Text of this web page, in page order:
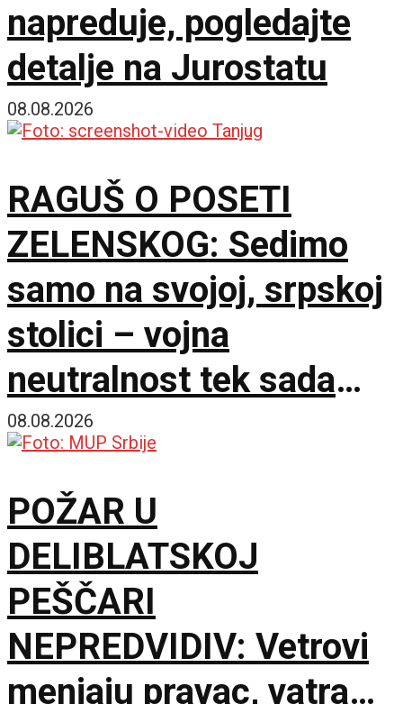
napreduje, pogledajte
detalje na Jurostatu
08.08.2026
RAGUŠ O POSETI
ZELENSKOG: Sedimo
samo na svojoj, srpskoj
stolici – vojna
neutralnost tek sada
dobija na značaju
08.08.2026
POŽAR U
DELIBLATSKOJ
PEŠČARI
NEPREDVIDIV: Vetrovi
menjaju pravac, vatra